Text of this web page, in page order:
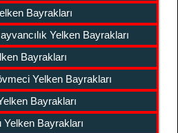
Bayrakları
Yelken Bayrakları
Bayrakları
Yelken Bayrakları
Bayrakları
Yelken Bayrakları